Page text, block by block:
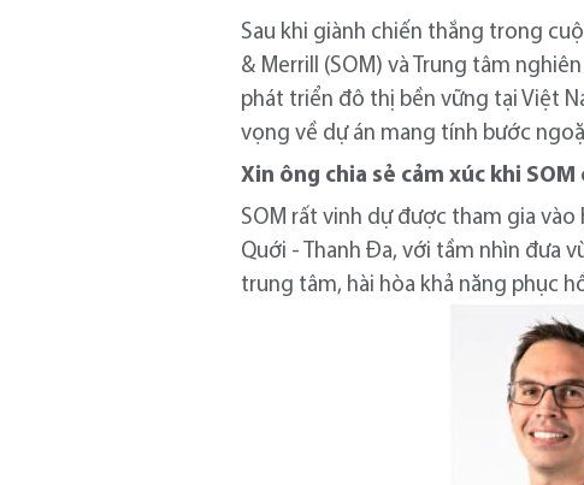
Sau khi giành chiến thắng trong
& Merrill (SOM) và Trung tâm
phát triển đô thị bền vững tại Việt
vọng về dự án mang tính bước
Xin ông chia sẻ cảm xúc khi SOM
SOM rất vinh dự được tham gia
Quới - Thanh Đa, với tầm nhìn đưa
trung tâm, hài hòa khả năng phục